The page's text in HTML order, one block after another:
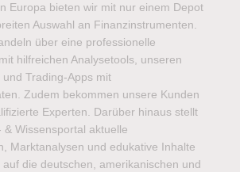
Europa bieten wir mit nur einem Depot
Auswahl an Finanzinstrumenten.
über eine professionelle
hilfreichen Analysetools, unseren
Trading-Apps mit
Zudem bekommen unsere Kunden
Experten. Darüber hinaus stellt
& Wissensportal aktuelle
Marktanalysen und edukative Inhalte
die deutschen, amerikanischen und